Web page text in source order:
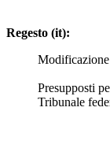
Regesto (it):
Presupposti
Tribunale